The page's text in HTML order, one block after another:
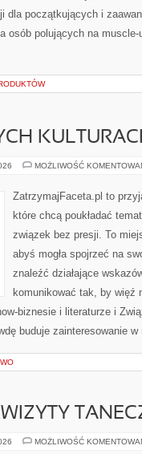
dla początkujących i
osób polujących na
MOŻLIWOŚĆ
ZatrzymajFaceta.pl to
które chcą poukładać
związek bez presji. To
abyś mogła spojrzeć na
znaleźć działające
komunikować tak, by więź
biznesie i literaturze i
buduje zainteresowanie
MOŻLIWOŚĆ